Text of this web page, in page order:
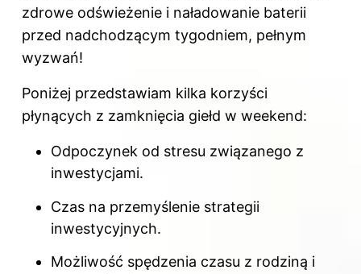
zdrowe odświeżenie i naładowanie baterii
przed nadchodzącym tygodniem, pełnym
wyzwań!
Poniżej przedstawiam kilka korzyści
płynących z zamknięcia giełd w weekend:
Odpoczynek od stresu związanego z
inwestycjami.
Czas na przemyślenie strategii
inwestycyjnych.
Możliwość spędzenia czasu z rodziną i